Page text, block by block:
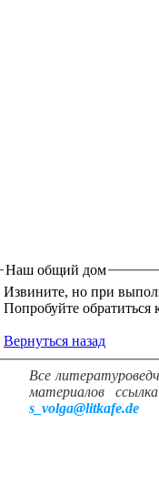
Наш общий дом
Извините, но при
Вернуться назад
Все
материалов
s_volga@litkafe.de